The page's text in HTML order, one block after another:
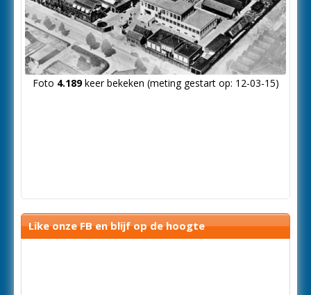
Foto 4.189keer bekeken (meting gestart op: 12-03-15)
Like onze FB en blijf op de hoogte